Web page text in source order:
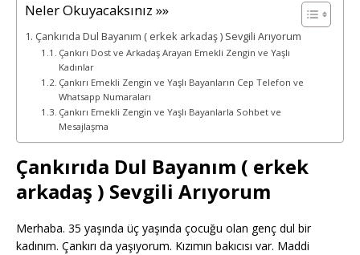
Neler Okuyacaksınız »»
Çankırıda Dul Bayanım ( erkek arkadaş ) Sevgili Arıyorum
Çankırı Dost ve Arkadaş Arayan Emekli Zengin ve Yaşlı
Kadınlar
Çankırı Emekli Zengin ve Yaşlı Bayanların Cep Telefon ve
Whatsapp Numaraları
Çankırı Emekli Zengin ve Yaşlı Bayanlarla Sohbet ve
Mesajlaşma
Çankırıda Dul Bayanım ( erkek
arkadaş ) Sevgili Arıyorum
Merhaba. 35 yaşında üç yaşında çocuğu olan genç dul bir
kadınım. Çankırı da yaşıyorum. Kızımın bakıcısı var. Maddi